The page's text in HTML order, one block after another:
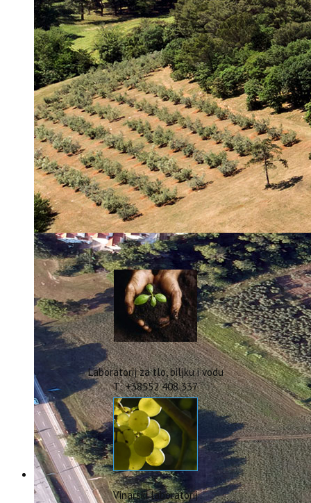
Etičko povjerenstvo
Etički kodeks
Financiranje
Proračun
Potpore
PROGRAMSKO FINANCIRANJE
Izvještavanje po uredbi
Projekti Instituta
Dialogue4Tourism
REVIVE
WASTEREDUCE
MITOMED+
WINTERMED
CASTWATER
INHERIT
CONSUMLESS PLUS
IstraOILFest
ARHIVA PROJEKATA
IstraECOinclusive
Izdavačka djelatnost
Izbor u znanstvena zvanja
Dokumenti
Statut
Strategija
CIP
Pravo na pristup informacijama
Zaštita osobnih podataka
Godišnji izvještaj
Javna nabava
Natječaji za radna mjesta
Zakonodavni okvir
Akti Instituta
Laboratorij za tlo, biljku i vodu
T: +38552 408 337
Vinarski laboratorij